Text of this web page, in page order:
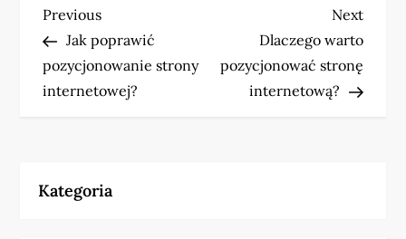
N
a
w
g
Previous
Post
Previous
Jak poprawić
pozycjonowanie strony
internetowej?
Next
Post
Next
Dlaczego warto
pozycjonować stronę
internetową?
Kategoria